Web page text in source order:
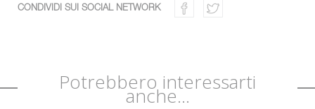
CONDIVIDI SUI SOCIAL NETWORK
Potrebbero interessarti
anche...